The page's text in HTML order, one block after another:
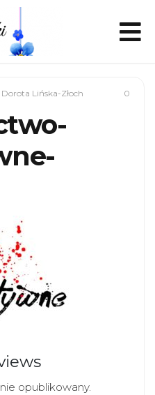
0
Lińska-Złoch
opublikowany.